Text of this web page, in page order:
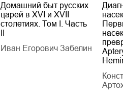
Домашний быт русских
царей в XVI и XVII
столетиях. Том I. Часть
Иван Егорович Забелин